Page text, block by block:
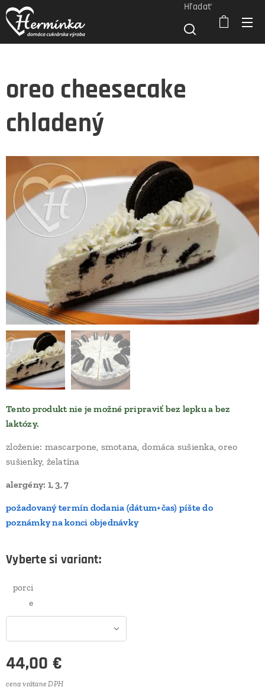
Hľadať
oreo cheesecake
chladený
Tento produkt nie je možné pripraviť bez lepku a bez
laktózy.
zloženie: mascarpone, smotana, domáca sušienka, oreo
sušienky, želatína
alergény: 1, 3, 7
požadovaný termín dodania (dátum+čas) píšte do
poznámky na konci objednávky
Vyberte si variant:
porci
e
44,00 €
cena vrátane DPH